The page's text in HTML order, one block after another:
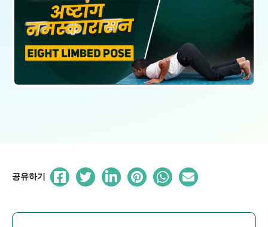
공유하기